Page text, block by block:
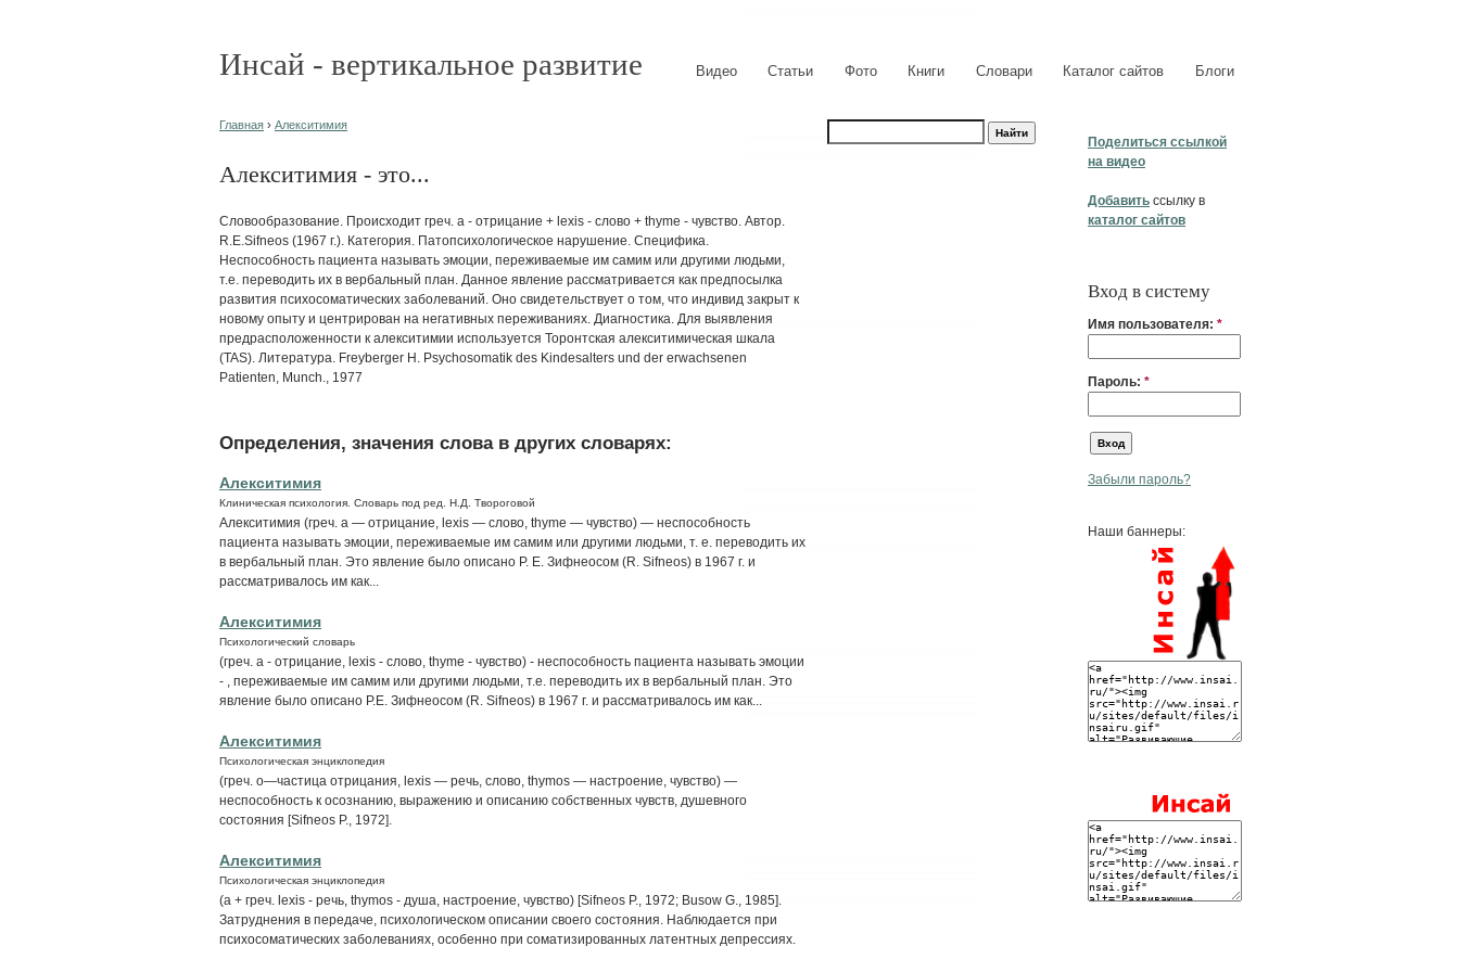
Инсай - вертикальное развитие Видео Статьи Фото Книги Словари Каталог сайтов Блоги
Поделиться ссылкой
на видео
Добавить ссылку в
каталог сайтов
Вход в систему
Имя пользователя: *
Пароль: *
Забыли пароль?
Наши баннеры:
Главная › Алекситимия
Алекситимия - это...
Словообразование. Происходит греч. a - отрицание + lexis - слово + thyme - чувство. Автор.
R.Е.Sifneos (1967 г.). Категория. Патопсихологическое нарушение. Специфика.
Неспособность пациента называть эмоции, переживаемые им самим или другими людьми,
т.е. переводить их в вербальный план. Данное явление рассматривается как предпосылка
развития психосоматических заболеваний. Оно свидетельствует о том, что индивид закрыт к
новому опыту и центрирован на негативных переживаниях. Диагностика. Для выявления
предрасположенности к алекситимии используется Торонтская алекситимическая шкала
(TAS). Литература. Freyberger H. Psychosomatik des Kindesalters und der erwachsenen
Patienten, Munch., 1977
Определения, значения слова в других словарях:
Алекситимия
Клиническая психология. Словарь под ред. Н.Д. Твороговой
Алекситимия (греч. a — отрицание, lexis — слово, thyme — чувство) — неспособность
пациента называть эмоции, переживаемые им самим или другими людьми, т. е. переводить их
в вербальный план. Это явление было описано Р. Е. Зифнеосом (R. Sifneos) в 1967 г. и
рассматривалось им как...
Алекситимия
Психологический словарь
(греч. a - отрицание, lexis - слово, thyme - чувство) - неспособность пациента называть эмоции
- , переживаемые им самим или другими людьми, т.е. переводить их в вербальный план. Это
явление было описано Р.Е. Зифнеосом (R. Sifneos) в 1967 г. и рассматривалось им как...
Алекситимия
Психологическая энциклопедия
(греч. о—частица отрицания, lexis — речь, слово, thymos — настроение, чувство) —
неспособность к осознанию, выражению и описанию собственных чувств, душевного
состояния [Sifneos P., 1972].
Алекситимия
Психологическая энциклопедия
(а + греч. lexis - речь, thymos - душа, настроение, чувство) [Sifneos P., 1972; Busow G., 1985].
Затруднения в передаче, психологическом описании своего состояния. Наблюдается при
психосоматических заболеваниях, особенно при соматизированных латентных депрессиях.